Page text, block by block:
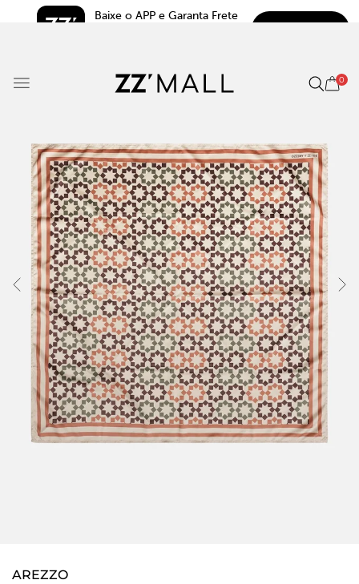
Baixe o APP e Garanta Frete
0
AREZZO